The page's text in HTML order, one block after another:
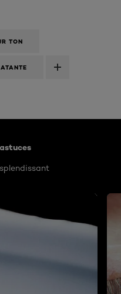
TON